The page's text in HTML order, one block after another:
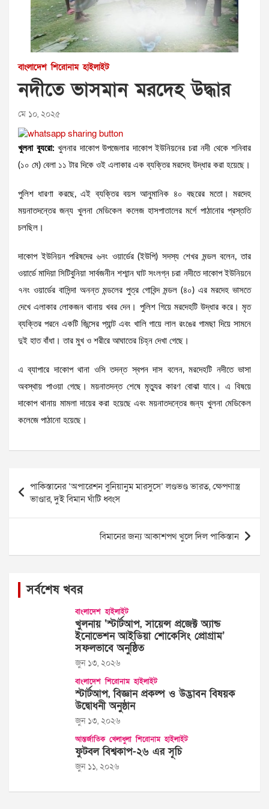
বাংলাদেশ শিরোনাম হাইলাইট
নদীতে ভাসমান মরদেহ উদ্ধার
মে ১০, ২০২৫
খুলনা ব্যুরো: খুলনার দাকোপ উপজেলার দাকোপ ইউনিয়নের চরা নদী থেকে শনিবার
(১০ মে) বেলা ১১ টার দিকে ওই এলাকার এক ব্যক্তির মরদেহ উদ্ধার করা হয়েছে।
পুলিশ ধারণা করছে, এই ব্যক্তির বয়স আনুমানিক ৪০ বছরের মতো। মরদেহ
ময়নাতদন্তের জন্য খুলনা মেডিকেল কলেজ হাসপাতালের মর্গে পাঠানোর প্রস্ততি
চলছিল।
দাকোপ ইউনিয়ন পরিষদের ৬নং ওয়ার্ডের (ইউপি) সদস্য শেখর মন্ডল বলেন, তার
ওয়ার্ডে মাদিয়া সিটিবুনিয়া সার্বজনীন শশ্মান ঘাট সংলগ্ন চরা নদীতে দাকোপ ইউনিয়নে
৭নং ওয়ার্ডের বাসিন্দা অনন্ত মন্ডলের পুত্র গোবিন্দ মন্ডল (৪০) এর মরদেহ ভাসতে
দেখে এলাকার লোকজন থানায় খবর দেন। পুলিশ গিয়ে মরদেহটি উদ্ধার করে। মৃত
ব্যক্তির পরনে একটি জিন্সের প্যান্ট এবং খালি গায়ে লাল রংঙের গামছা দিয়ে সামনে
দুই হাত বাঁধা। তার মুখ ও শরীরে আঘাতের চিহ্ন দেখা গেছে।
এ ব্যাপারে দাকোপ থানা ওসি তদন্ত স্বপন দাস বলেন, মরদেহটি নদীতে ভাসা
অবস্থায় পাওয়া গেছে। ময়নাতদন্ত শেষে মৃত্যুর কারণ বোঝা যাবে। এ বিষয়ে
দাকোপ থানায় মামলা দায়ের করা হয়েছে এবং ময়নাতদন্তের জন্য খুলনা মেডিকেল
কলেজে পাঠানো হয়েছে।
Post
navigation
পাকিস্তানের ‘অপারেশন বুনিয়ানুম মারসুসে’ লণ্ডভণ্ড ভারত, ক্ষেপণাস্ত্র
ভাণ্ডার, দুই বিমান ঘাঁটি ধ্বংস
বিমানের জন্য আকাশপথ খুলে দিল পাকিস্তান
সর্বশেষ খবর
বাংলাদেশ হাইলাইট
খুলনায় ‘স্টার্টআপ, সায়েন্স প্রজেক্ট অ্যান্ড
ইনোভেশন আইডিয়া শোকেসিং প্রোগ্রাম’
সফলভাবে অনুষ্ঠিত
জুন ১৩, ২০২৬
বাংলাদেশ শিরোনাম হাইলাইট
স্টার্টআপ, বিজ্ঞান প্রকল্প ও উদ্ভাবন বিষয়ক
উদ্বোধনী অনুষ্ঠান
জুন ১৩, ২০২৬
আন্তর্জাতিক খেলাধুলা শিরোনাম হাইলাইট
ফুটবল বিশ্বকাপ-২৬ এর সূচি
জুন ১১, ২০২৬